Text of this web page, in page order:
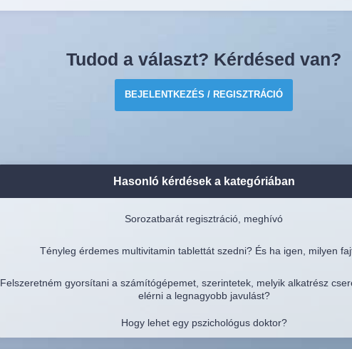
Tudod a választ? Kérdésed van?
BEJELENTKEZÉS / REGISZTRÁCIÓ
Hasonló kérdések a kategóriában
Sorozatbarát regisztráció, meghívó
Tényleg érdemes multivitamin tablettát szedni? És ha igen, milyen
Felszeretném gyorsítani a számítógépemet, szerintetek, melyik alkatrész
elérni a legnagyobb javulást?
Hogy lehet egy pszichológus doktor?